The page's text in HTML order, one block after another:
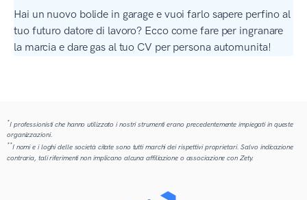
Hai un nuovo bolide in garage e vuoi farlo sapere perfino al
tuo futuro datore di lavoro? Ecco come fare per ingranare
la marcia e dare gas al tuo CV per persona automunita!
*I professionisti che hanno utilizzato i nostri strumenti erano precedentemente impiegati in queste
organizzazioni.
**I nomi e i loghi delle società citate sono tutti marchi dei rispettivi proprietari. Salvo indicazione
contraria, tali riferimenti non implicano alcuna affiliazione o associazione con Zety.